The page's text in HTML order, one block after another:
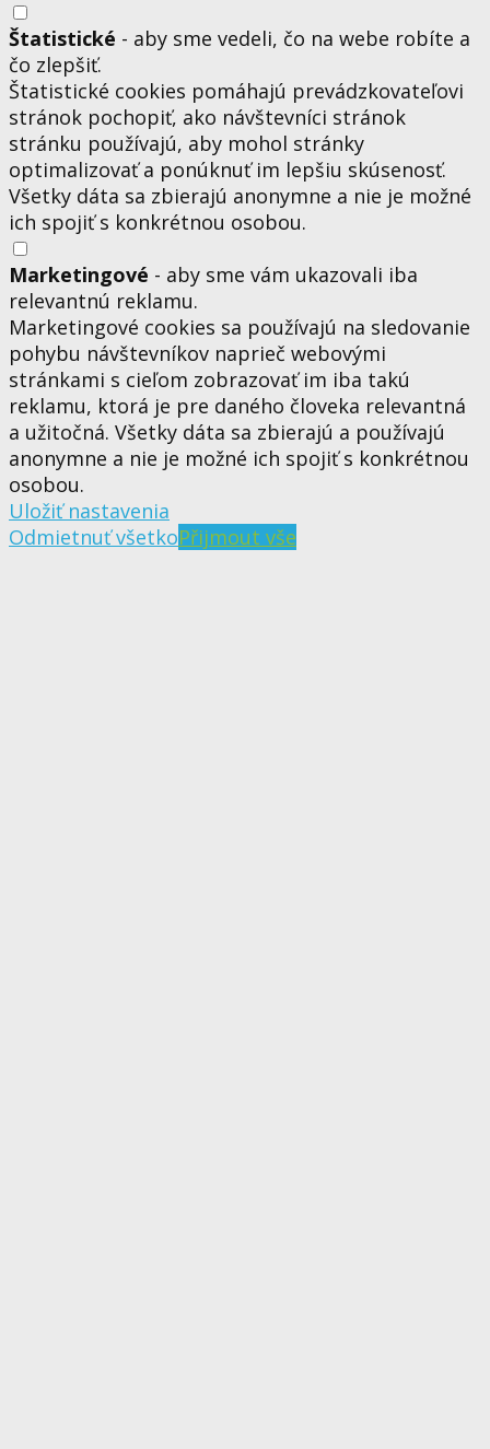
Štatistické - aby sme vedeli, čo na webe robíte a
čo zlepšiť.
Štatistické cookies pomáhajú prevádzkovateľovi
stránok pochopiť, ako návštevníci stránok
stránku používajú, aby mohol stránky
optimalizovať a ponúknuť im lepšiu skúsenosť.
Všetky dáta sa zbierajú anonymne a nie je možné
ich spojiť s konkrétnou osobou.
Marketingové - aby sme vám ukazovali iba
relevantnú reklamu.
Marketingové cookies sa používajú na sledovanie
pohybu návštevníkov naprieč webovými
stránkami s cieľom zobrazovať im iba takú
reklamu, ktorá je pre daného človeka relevantná
a užitočná. Všetky dáta sa zbierajú a používajú
anonymne a nie je možné ich spojiť s konkrétnou
osobou.
Uložiť nastavenia
Odmietnuť všetkoPřijmout vše